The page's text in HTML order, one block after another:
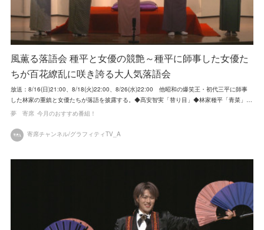
風薫る落語会 種平と女優の競艶～種平に師事した女優た
ちが百花繚乱に咲き誇る大人気落語会
放送：8/16(日)21:00、8/18(火)22:00、8/26(水)22:00 他昭和の爆笑王・初代三平に師事
した林家の重鎮と女優たちが落語を披露する。◆髙安智実「替り目」◆林家種平「青菜」…
夢 寄席 今月のおすすめ番組！
寄席チャンネル/グラフィティTV_A